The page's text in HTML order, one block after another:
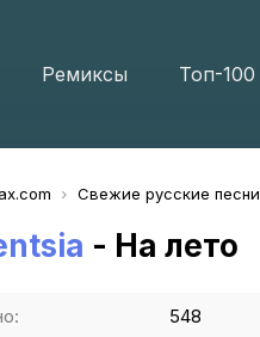
Ремиксы Топ-100
Свежие русские песни
- На лето
548